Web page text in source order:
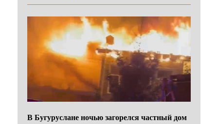
В Бугуруслане ночью загорелся частный дом